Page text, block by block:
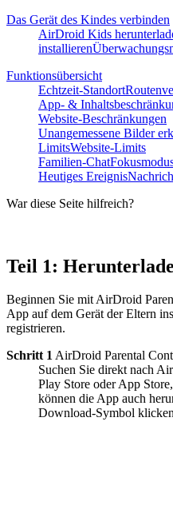
Das Gerät des Kindes verbinden
AirDroid Kids
installieren
Funktionsübersicht
Echtzeit-Standort
App- &
Website-Beschränkungen
Unangemessene Bilder
LimitsWebsite-Limits
Familien-Chat
Heutiges Ereignis
War diese Seite hilfreich?
Teil 1:
Beginnen Sie mit AirDroid
App auf dem Gerät der Eltern
registrieren.
Schritt 1AirDroid Parental
Suchen Sie direkt nach
Play Store oder App
können die App auch
Download-Symbol